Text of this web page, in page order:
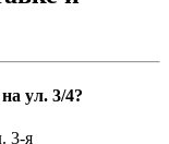
ул. 3/4?
3-я